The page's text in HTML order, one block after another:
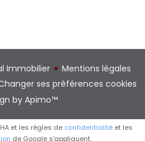
Immobilier
Mentions légales
ses préférences cookies
byApimo™
et les règles de confidentialité et les
de Google s'appliquent.